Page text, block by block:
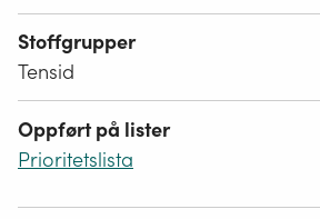
Stoffgrupper
Tensid
Oppført på lister
Prioritetslista